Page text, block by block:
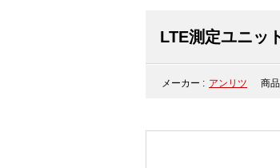
LTE測定ユニッ
メーカー : アンリツ 商